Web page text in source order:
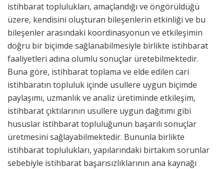
istihbarat toplulukları, amaçlandığı ve öngörüldüğü
üzere, kendisini oluşturan bileşenlerin etkinliği ve bu
bileşenler arasındaki koordinasyonun ve etkileşimin
doğru bir biçimde sağlanabilmesiyle birlikte istihbarat
faaliyetleri adına olumlu sonuçlar üretebilmektedir.
Buna göre, istihbarat toplama ve elde edilen cari
istihbaratın topluluk içinde usullere uygun biçimde
paylaşımı, uzmanlık ve analiz üretiminde etkileşim,
istihbarat çıktılarının usullere uygun dağıtımı gibi
hususlar istihbarat topluluğunun başarılı sonuçlar
üretmesini sağlayabilmektedir. Bununla birlikte
istihbarat toplulukları, yapılarındaki birtakım sorunlar
sebebiyle istihbarat başarısızlıklarının ana kaynağı